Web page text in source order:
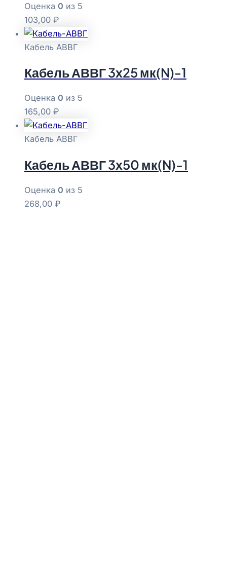
Оценка 0 из 5
103,00 ₽
Кабель АВВГ
Кабель АВВГ 3х25 мк(N)-1
Оценка 0 из 5
165,00 ₽
Кабель АВВГ
Кабель АВВГ 3х50 мк(N)-1
Оценка 0 из 5
268,00 ₽